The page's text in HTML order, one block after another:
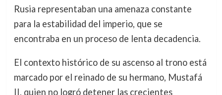
Rusia representaban una amenaza constante
para la estabilidad del imperio, que se
encontraba en un proceso de lenta decadencia.
El contexto histórico de su ascenso al trono está
marcado por el reinado de su hermano, Mustafá
II, quien no logró detener las crecientes